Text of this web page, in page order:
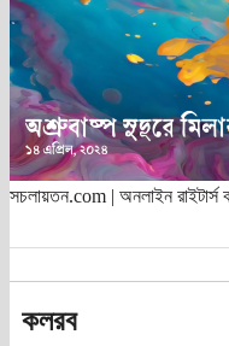
সচলায়তন.com | অনলাইন
কলরব